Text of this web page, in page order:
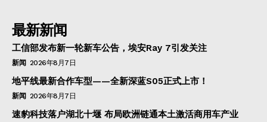
最新新闻
工信部发布新一轮新车公告，埃安Ray 7引发关注
新闻 2026年8月7日
地平线最新合作车型——全新深蓝S05正式上市！
新闻 2026年8月7日
速豹科技落户湖北十堰 布局欧洲链通本土激活商用车产业